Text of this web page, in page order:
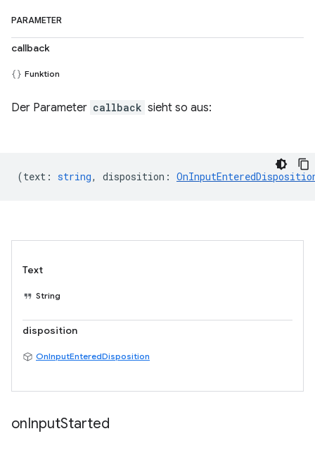
PARAMETER
callback
Funktion
Der Parameter callback sieht so aus:
(text : string, disposition :
Text
String
disposition
OnInputEnteredDisposition
onInputStarted